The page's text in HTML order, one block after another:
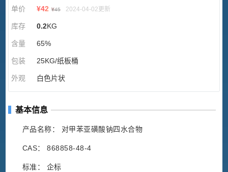
单价 ¥42 ¥45 2024-04-02更新
库存 0.2KG
含量 65%
包装 25KG/纸板桶
外观 白色片状
基本信息
产品名称： 对甲苯亚磺酸钠四水合物
CAS： 868858-48-4
标准： 企标